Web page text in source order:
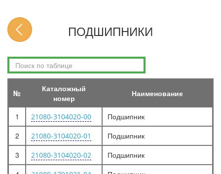
ПОДШИПНИКИ
№
Каталожный
номер
Наименование
1 21080-3104020-00
Подшипник
2
21080-3104020-01
Подшипник
3
21080-3104020-02
Подшипник